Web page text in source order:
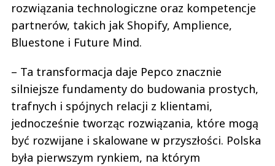
rozwiązania technologiczne oraz kompetencje
partnerów, takich jak Shopify, Amplience,
Bluestone i Future Mind.
– Ta transformacja daje Pepco znacznie
silniejsze fundamenty do budowania prostych,
trafnych i spójnych relacji z klientami,
jednocześnie tworząc rozwiązania, które mogą
być rozwijane i skalowane w przyszłości. Polska
była pierwszym rynkiem, na którym